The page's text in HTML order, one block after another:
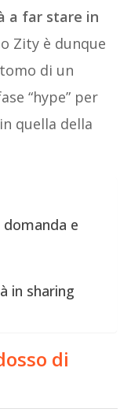
a far stare in
Zity è dunque
di un
“hype” per
quella della
e
in sharing
di